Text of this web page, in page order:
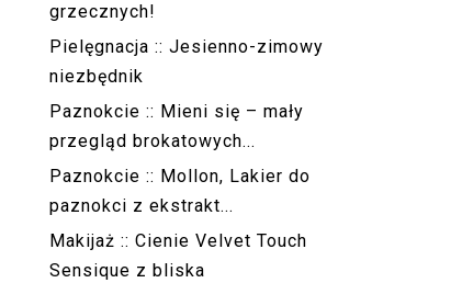
grzecznych!
Pielęgnacja :: Jesienno-zimowy
niezbędnik
Paznokcie :: Mieni się – mały
przegląd brokatowych...
Paznokcie :: Mollon, Lakier do
paznokci z ekstrakt...
Makijaż :: Cienie Velvet Touch
Sensique z bliska